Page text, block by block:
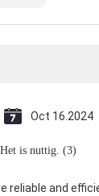
Oct 16.2024
Het is nuttig. (3)
reliable and